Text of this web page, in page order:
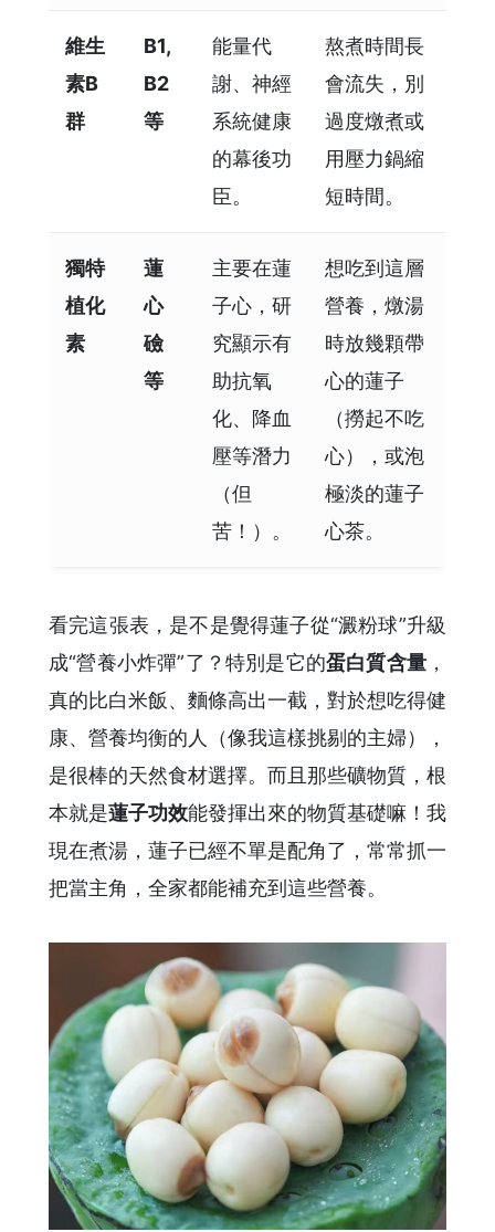
維生
素B
群
B1,
B2
等
能量代
謝、神經
系統健康
的幕後功
臣。
熬煮時間長
會流失，別
過度燉煮或
用壓力鍋縮
短時間。
獨特
植化
素
蓮
心
礆
等
主要在蓮
子心，研
究顯示有
助抗氧
化、降血
壓等潛力
（但
苦！）。
想吃到這層
營養，燉湯
時放幾顆帶
心的蓮子
（撈起不吃
心），或泡
極淡的蓮子
心茶。
看完這張表，是不是覺得蓮子從“澱粉球”升級
成“營養小炸彈”了？特別是它的蛋白質含量 ，
真的比白米飯、麵條高出一截，對於想吃得健
康、營養均衡的人（像我這樣挑剔的主婦），
是很棒的天然食材選擇。而且那些礦物質，根
本就是蓮子功效能發揮出來的物質基礎嘛！我
現在煮湯，蓮子已經不單是配角了，常常抓一
把當主角，全家都能補充到這些營養。